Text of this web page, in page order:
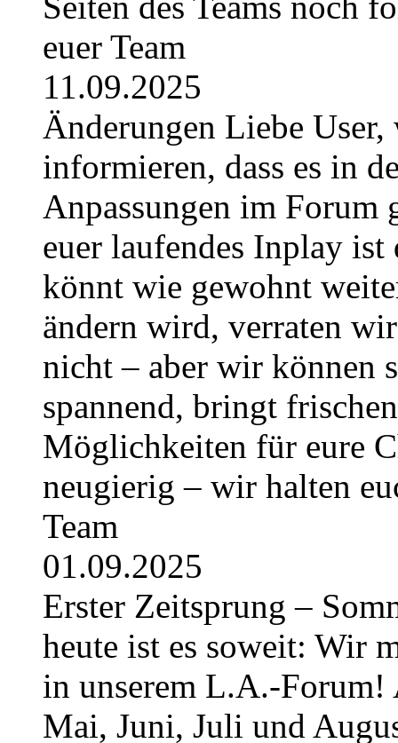
euer Team
11.09.2025
Änderungen Liebe
informieren, dass es in
Anpassungen im Forum
euer laufendes Inplay
könnt wie gewohnt
ändern wird, verraten
nicht – aber wir können
spannend, bringt
Möglichkeiten für eure
neugierig – wir halten
Team
01.09.2025
Erster Zeitsprung –
heute ist es soweit: Wir
in unserem L.A.-
Mai, Juni, Juli und